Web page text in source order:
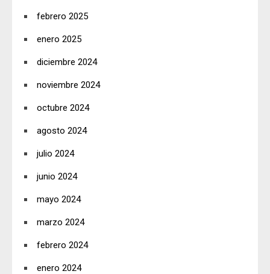
febrero 2025
enero 2025
diciembre 2024
noviembre 2024
octubre 2024
agosto 2024
julio 2024
junio 2024
mayo 2024
marzo 2024
febrero 2024
enero 2024